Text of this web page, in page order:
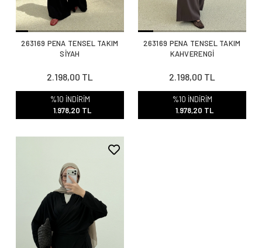
263169 PENA TENSEL TAKIM
SİYAH
2.198,00 TL
%10 İNDİRİM
1.978,20 TL
263169 PENA TENSEL TAKIM
KAHVERENGİ
2.198,00 TL
%10 İNDİRİM
1.978,20 TL